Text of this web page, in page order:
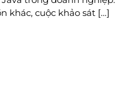
khác, cuộc khảo sát […]